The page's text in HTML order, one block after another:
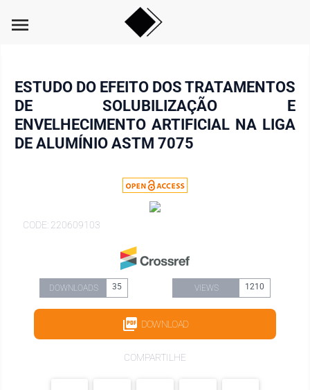
menu
ESTUDO DO EFEITO DOS TRATAMENTOS
DE SOLUBILIZAÇÃO E
ENVELHECIMENTO ARTIFICIAL NA LIGA
DE ALUMÍNIO ASTM 7075
CODE: 220609103
DOWNLOADS 35 VIEWS 1210
DOWNLOAD
COMPARTILHE